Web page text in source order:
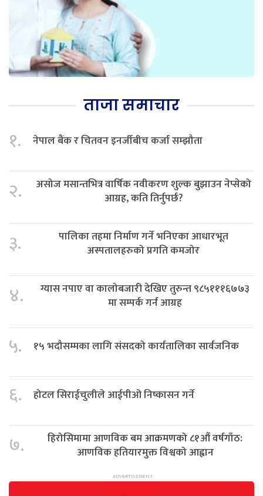
ताजा समाचार
१. नेपाल बैंक र चितवन इनर्जीबीच कर्जा सम्झौता
२.
असोज मसान्तभित्र वार्षिक नवीकरण शुल्क बुझाउन नेप्सेको
आग्रह, कति तिर्नुपर्छ?
३.
पालिका तहमा निर्माण गर्ने भनिएका आधारभूत
अस्पतालहरुको प्रगति कमजोर
४.
ग्यास नपाए वा कालोबजारी देखिए तुरुन्त ९८५१११६७७३
मा सम्पर्क गर्न आग्रह
५. १५ भदौसम्मका लागि संसदको कार्यतालिका सार्वजनिक
६. होटल सिराईचुलीले आईपीओ निष्कासन गर्ने
७.
हिरोसिमामा आणविक बम आक्रमणको ८१औं वर्षगाँठ:
आणविक हतियारमुक्त विश्वको आह्वान